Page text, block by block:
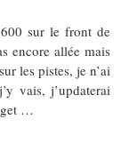
sur le front de
encore allée mais
les pistes, je n’ai
vais, j’updaterai
…